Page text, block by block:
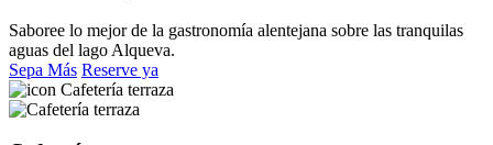
Saboree lo mejor de la gastronomía alentejana sobre las tranquilas
aguas del lago Alqueva.
Sepa Más Reserve ya